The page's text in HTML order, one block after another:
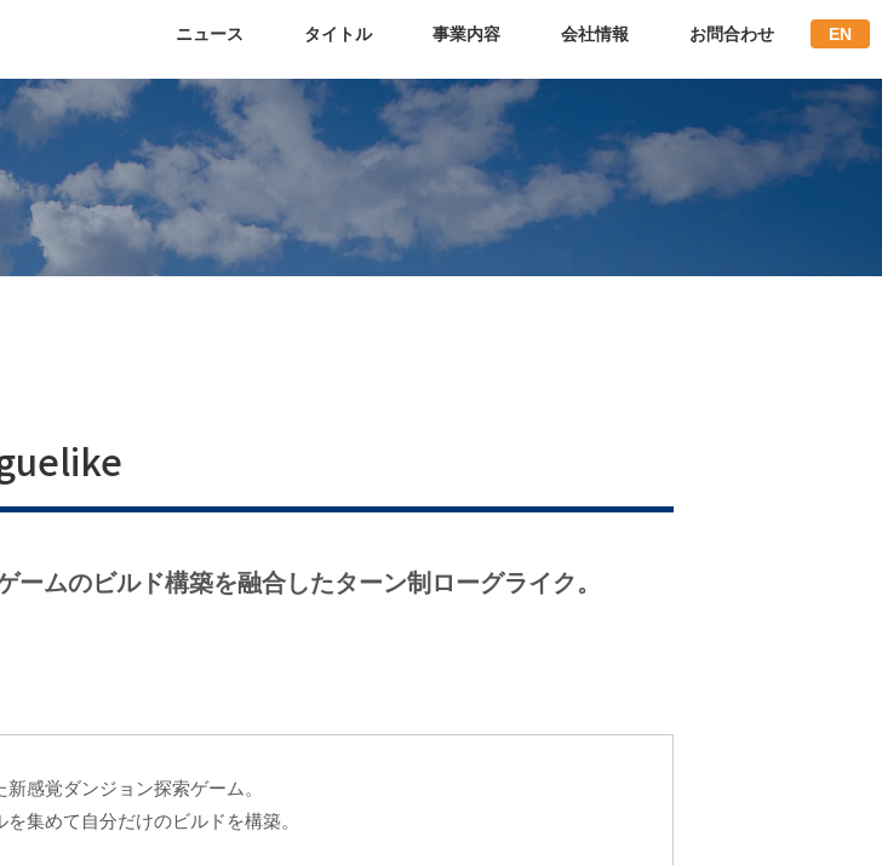
ニュース タイトル 事業内容 会社情報 お問合わせ EN
ムのビルド構築を融合したターン制ローグライク。
感覚ダンジョン探索ゲーム。
集めて自分だけのビルドを構築。